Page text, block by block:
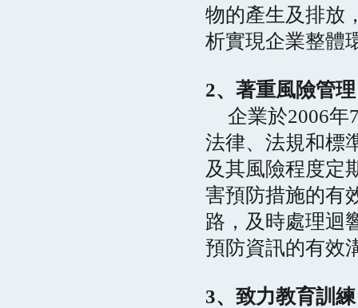
物的產生及排放
析實現企業整體
2、著重風險管
企業於2006年
法律、法規和標
及其風險程度定
害預防措施的有
路，及時處理迴
預防資訊的有效
3、致力教育訓